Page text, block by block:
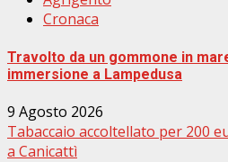
Cronaca
Travolto da un gommone in
immersione a Lampedusa
9 Agosto 2026
Tabaccaio accoltellato per 200
a Canicattì